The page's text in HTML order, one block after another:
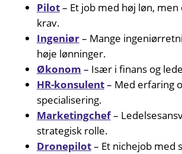
Pilot– Et job med høj løn, men
krav.
Ingeniør– Mange
høje lønninger.
Økonom – Især i finans og
HR-konsulent– Med erfaring
specialisering.
Marketingchef–
strategisk rolle.
Dronepilot– Et nichejob med